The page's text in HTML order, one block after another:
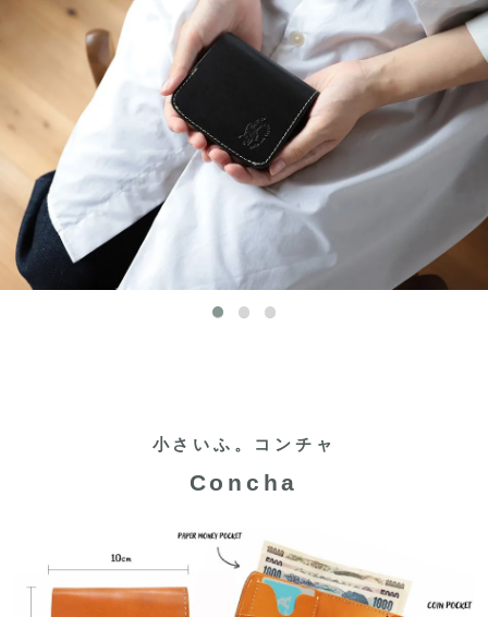
小さいふ。コンチャ
Concha